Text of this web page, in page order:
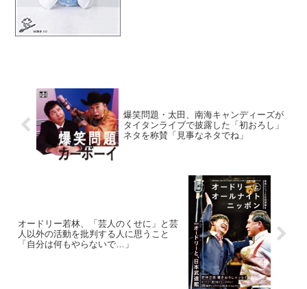
爆笑問題・太田、南海キャンディーズが
タイタンライブで披露した「初おろし」
ネタを称賛「見事なネタでね」
オードリー若林、「芸人のくせに」と芸
人以外の活動を批判する人に思うこと
「自分は何もやらないで…」